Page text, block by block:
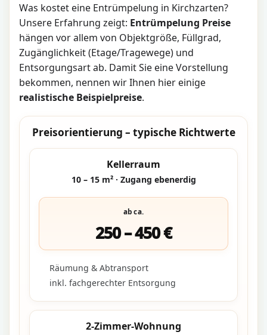
Was kostet eine Entrümpelung in Kirchzarten?
Unsere Erfahrung zeigt: Entrümpelung Preise
hängen vor allem von Objektgröße, Füllgrad,
Zugänglichkeit (Etage/Tragewege) und
Entsorgungsart ab. Damit Sie eine Vorstellung
bekommen, nennen wir Ihnen hier einige
realistische Beispielpreise.
Preisorientierung – typische Richtwerte
Kellerraum
10 – 15 m² · Zugang ebenerdig
ab ca.
250 – 450 €
Räumung & Abtransport
inkl. fachgerechter Entsorgung
2-Zimmer-Wohnung